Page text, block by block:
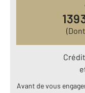
(Dont
Avant de vous